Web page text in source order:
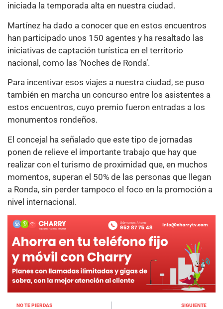
iniciada la temporada alta en nuestra ciudad.
Martínez ha dado a conocer que en estos encuentros
han participado unos 150 agentes y ha resaltado las
iniciativas de captación turística en el territorio
nacional, como las ‘Noches de Ronda’.
Para incentivar esos viajes a nuestra ciudad, se puso
también en marcha un concurso entre los asistentes a
estos encuentros, cuyo premio fueron entradas a los
monumentos rondeños.
El concejal ha señalado que este tipo de jornadas
ponen de relieve el importante trabajo que hay que
realizar con el turismo de proximidad que, en muchos
momentos, superan el 50% de las personas que llegan
a Ronda, sin perder tampoco el foco en la promoción a
nivel internacional.
NO TE PIERDAS SIGUIENTE